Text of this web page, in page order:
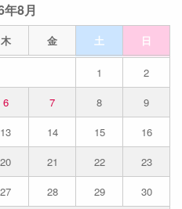
8月
木 金 土 日
1
2
6 7 8
9
13 14 15
16
20 21 22
23
27 28 29 30